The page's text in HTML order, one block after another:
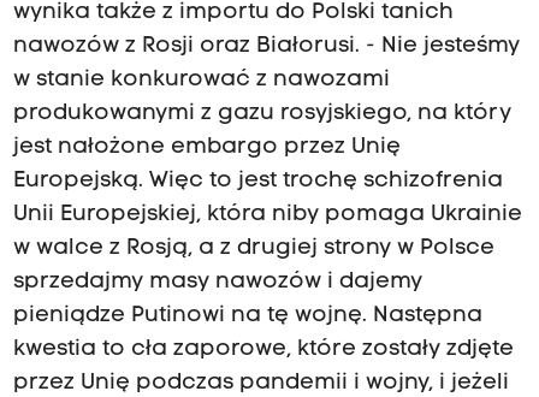
wynika także z importu do Polski tanich
nawozów z Rosji oraz Białorusi. - Nie jesteśmy
w stanie konkurować z nawozami
produkowanymi z gazu rosyjskiego, na który
jest nałożone embargo przez Unię
Europejską. Więc to jest trochę schizofrenia
Unii Europejskiej, która niby pomaga Ukrainie
w walce z Rosją, a z drugiej strony w Polsce
sprzedajmy masy nawozów i dajemy
pieniądze Putinowi na tę wojnę. Następna
kwestia to cła zaporowe, które zostały zdjęte
przez Unię podczas pandemii i wojny, i jeżeli